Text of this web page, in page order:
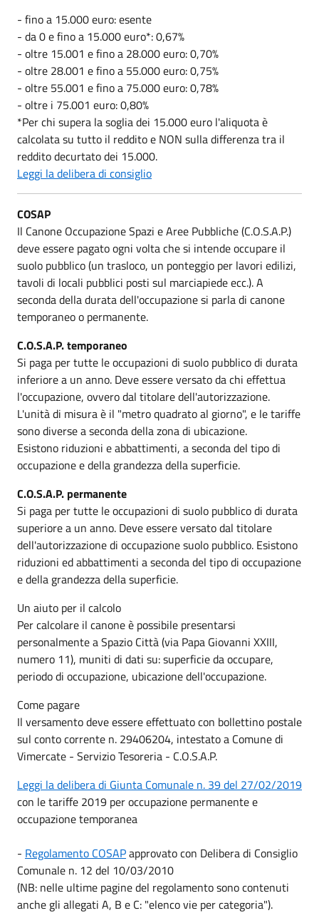
- fino a 15.000 euro: esente
- da 0 e fino a 15.000 euro*: 0,67%
- oltre 15.001 e fino a 28.000 euro: 0,70%
- oltre 28.001 e fino a 55.000 euro: 0,75%
- oltre 55.001 e fino a 75.000 euro: 0,78%
- oltre i 75.001 euro: 0,80%
*Per chi supera la soglia dei 15.000 euro l'aliquota è
calcolata su tutto il reddito e NON sulla differenza tra il
reddito decurtato dei 15.000.
Leggi la delibera di consiglio
COSAP
Il Canone Occupazione Spazi e Aree Pubbliche (C.O.S.A.P.)
deve essere pagato ogni volta che si intende occupare il
suolo pubblico (un trasloco, un ponteggio per lavori edilizi,
tavoli di locali pubblici posti sul marciapiede ecc.). A
seconda della durata dell'occupazione si parla di canone
temporaneo o permanente.
C.O.S.A.P. temporaneo
Si paga per tutte le occupazioni di suolo pubblico di durata
inferiore a un anno. Deve essere versato da chi effettua
l'occupazione, ovvero dal titolare dell'autorizzazione.
L'unità di misura è il "metro quadrato al giorno", e le tariffe
sono diverse a seconda della zona di ubicazione.
Esistono riduzioni e abbattimenti, a seconda del tipo di
occupazione e della grandezza della superficie.
C.O.S.A.P. permanente
Si paga per tutte le occupazioni di suolo pubblico di durata
superiore a un anno. Deve essere versato dal titolare
dell'autorizzazione di occupazione suolo pubblico. Esistono
riduzioni ed abbattimenti a seconda del tipo di occupazione
e della grandezza della superficie.
Un aiuto per il calcolo
Per calcolare il canone è possibile presentarsi
personalmente a Spazio Città (via Papa Giovanni XXIII,
numero 11), muniti di dati su: superficie da occupare,
periodo di occupazione, ubicazione dell'occupazione.
Come pagare
Il versamento deve essere effettuato con bollettino postale
sul conto corrente n. 29406204, intestato a Comune di
Vimercate - Servizio Tesoreria - C.O.S.A.P.
Leggi la delibera di Giunta Comunale n. 39 del 27/02/2019
con le tariffe 2019 per occupazione permanente e
occupazione temporanea
- Regolamento COSAPapprovato con Delibera di Consiglio
Comunale n. 12 del 10/03/2010
(NB: nelle ultime pagine del regolamento sono contenuti
anche gli allegati A, B e C: "elenco vie per categoria").